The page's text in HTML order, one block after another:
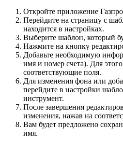
Откройте приложение
Перейдите на страницу с
находится в настройках.
Выберите шаблон, который
Нажмите на кнопку
Добавьте необходимую
имя и номер счета). Для
соответствующие поля.
Для изменения фона или
перейдите в настройки
инструмент.
После завершения
изменения, нажав на
Вам будет предложено
имя.